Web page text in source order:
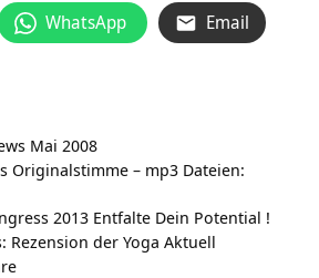
WhatsApp Email
Mai 2008
Originalstimme – mp3 Dateien:
2013 Entfalte Dein Potential !
Rezension der Yoga Aktuell